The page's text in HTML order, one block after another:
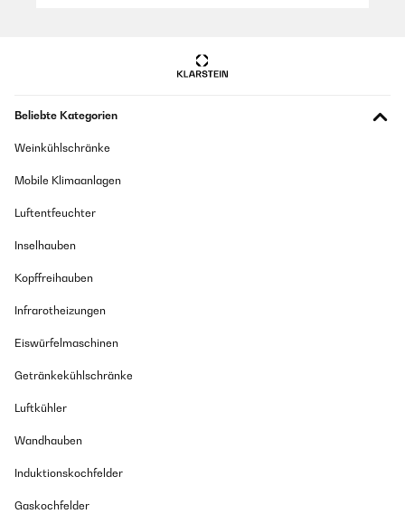
Beliebte Kategorien
Weinkühlschränke
Mobile Klimaanlagen
Luftentfeuchter
Inselhauben
Kopffreihauben
Infrarotheizungen
Eiswürfelmaschinen
Getränkekühlschränke
Luftkühler
Wandhauben
Induktionskochfelder
Gaskochfelder